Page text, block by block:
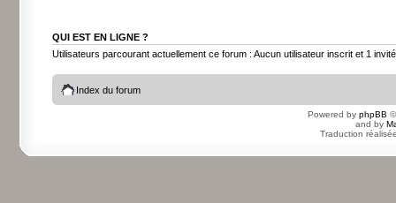
QUI EST EN LIGNE ?
Utilisateurs parcourant actuellement ce forum : Aucun utilisateur inscrit et 1 invité
Index du forum
Powered by phpBB
and by
Traduction